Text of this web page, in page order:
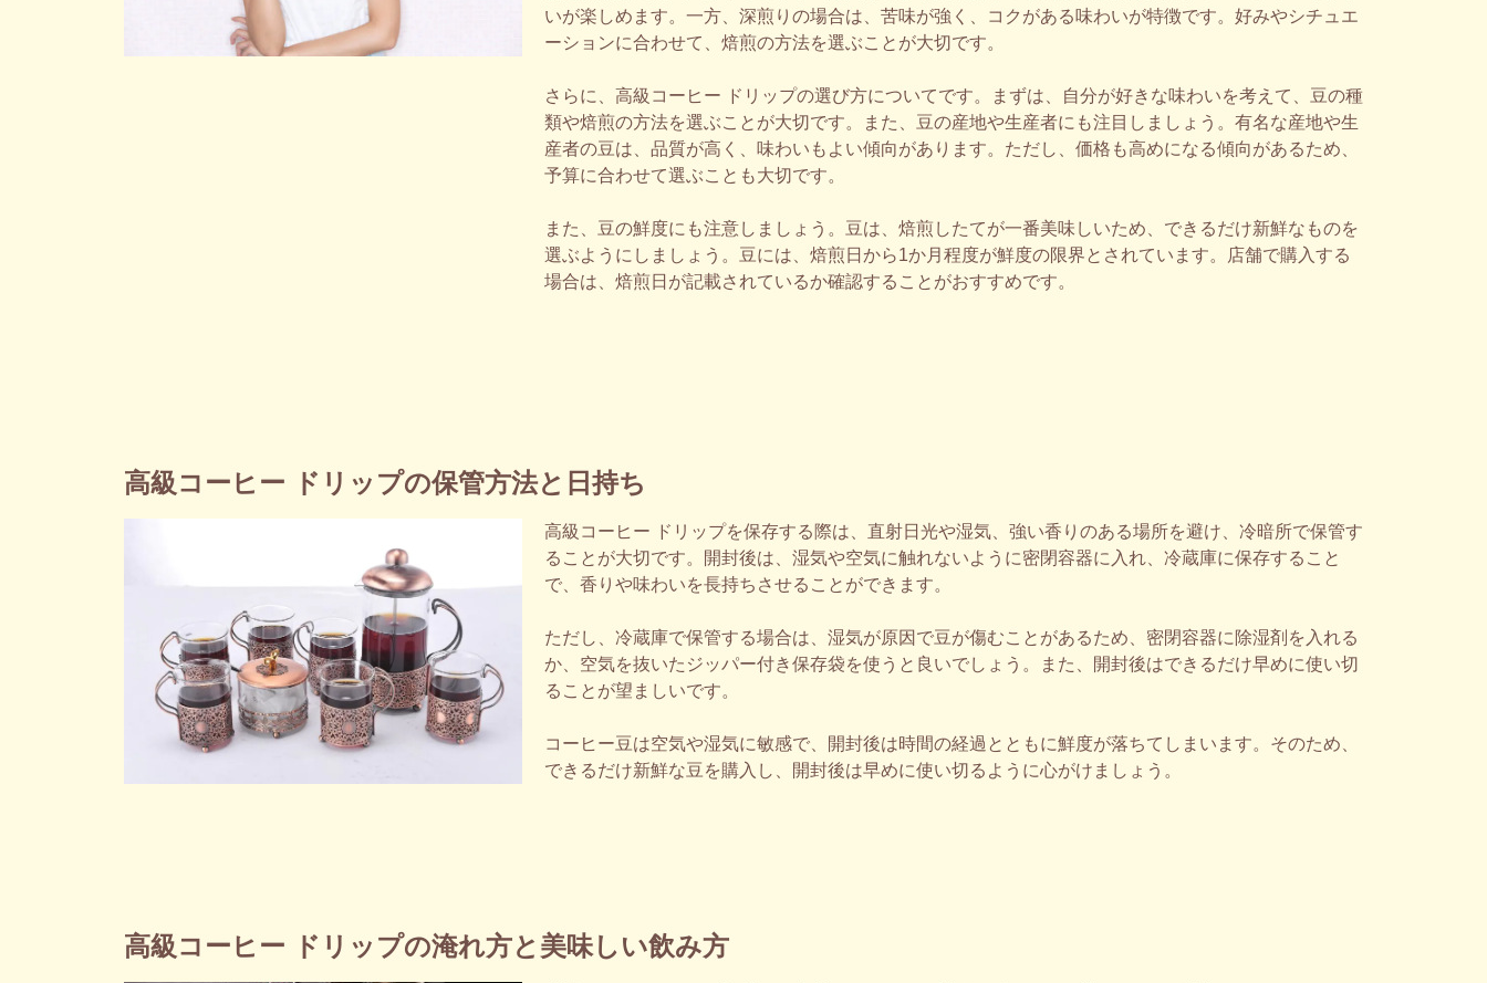
いが楽しめます。一方、深煎りの場合は、苦味が強く、コクがある味わいが特徴です。好みやシチュエ
ーションに合わせて、焙煎の方法を選ぶことが大切です。
さらに、高級コーヒー ドリップの選び方についてです。まずは、自分が好きな味わいを考えて、豆の種
類や焙煎の方法を選ぶことが大切です。また、豆の産地や生産者にも注目しましょう。有名な産地や生
産者の豆は、品質が高く、味わいもよい傾向があります。ただし、価格も高めになる傾向があるため、
予算に合わせて選ぶことも大切です。
また、豆の鮮度にも注意しましょう。豆は、焙煎したてが一番美味しいため、できるだけ新鮮なものを
選ぶようにしましょう。豆には、焙煎日から1か月程度が鮮度の限界とされています。店舗で購入する
場合は、焙煎日が記載されているか確認することがおすすめです。
高級コーヒー ドリップの保管方法と日持ち
高級コーヒー ドリップを保存する際は、直射日光や湿気、強い香りのある場所を避け、冷暗所で保管す
ることが大切です。開封後は、湿気や空気に触れないように密閉容器に入れ、冷蔵庫に保存すること
で、香りや味わいを長持ちさせることができます。
ただし、冷蔵庫で保管する場合は、湿気が原因で豆が傷むことがあるため、密閉容器に除湿剤を入れる
か、空気を抜いたジッパー付き保存袋を使うと良いでしょう。また、開封後はできるだけ早めに使い切
ることが望ましいです。
コーヒー豆は空気や湿気に敏感で、開封後は時間の経過とともに鮮度が落ちてしまいます。そのため、
できるだけ新鮮な豆を購入し、開封後は早めに使い切るように心がけましょう。
高級コーヒー ドリップの淹れ方と美味しい飲み方